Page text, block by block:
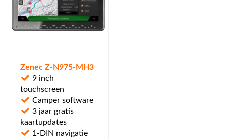
Zenec Z-N975-MH3
9 inch
touchscreen
Camper software
3 jaar gratis
kaartupdates
1-DIN navigatie